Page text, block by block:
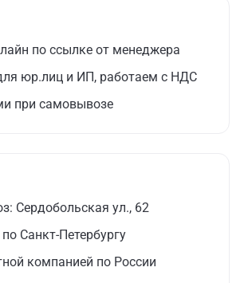
по ссылке от менеджера
юр.лиц и ИП, работаем с НДС
при самовывозе
Сердобольская ул., 62
Санкт-Петербургу
компанией по России